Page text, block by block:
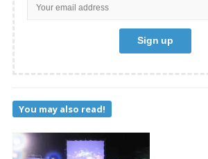
You may also read!